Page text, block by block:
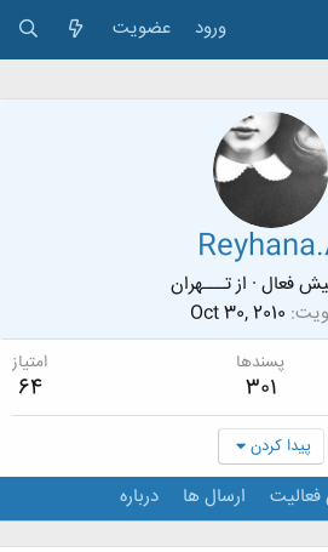
ورود عضویت
فعال · ازتـــهران
Oct 30, 2010
پسندها
301
امتیاز
64
پیدا کردن
ارسال ها درباره